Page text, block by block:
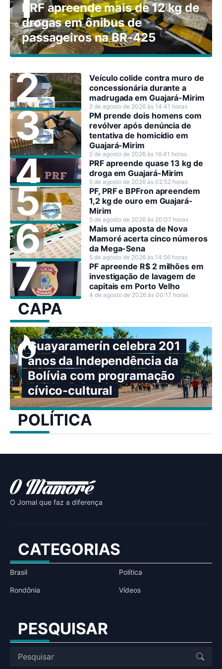
PRF apreende mais de 12 kg de
drogas em ônibus de
passageiros na BR-425
Veículo colide contra muro de
concessionária durante a
madrugada em Guajará-Mirim
2 de agosto de 2026 às 14:41 horas
PM prende dois homens com
revólver após denúncia de
tentativa de homicídio em
Guajará-Mirim
2 de agosto de 2026 às 16:41 horas
PRF apreende quase 13 kg de
droga em Guajará-Mirim
5 de agosto de 2026 às 02:52 horas
PF, PRF e BPFron apreendem
1,2 kg de ouro em Guajará-
Mirim
5 de agosto de 2026 às 20:07 horas
Mais uma aposta de Nova
Mamoré acerta cinco números
da Mega-Sena
5 de agosto de 2026 às 14:56 horas
PF apreende R$ 2 milhões em
investigação de lavagem de
capitais em Porto Velho
4 de agosto de 2026 às 00:17 horas
CAPA
Guayaramerín celebra 201
anos da Independência da
Bolívia com programação
cívico-cultural
POLÍTICA
O Jornal que faz a diferença
CATEGORIAS
Brasil Política
Rondônia Vídeos
PESQUISAR